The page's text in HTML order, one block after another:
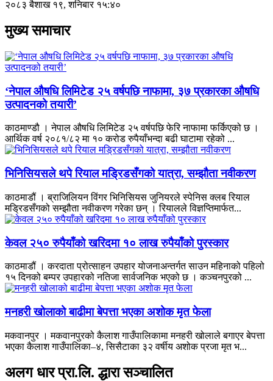
२०८३ बैशाख १९, शनिबार १५:४०
मुख्य समाचार
‘नेपाल औषधि लिमिटेड २५ वर्षपछि नाफामा, ३७ प्रकारका औषधि
उत्पादनको तयारी’
काठमाण्डौ । नेपाल औषधि लिमिटेड २५ वर्षपछि फेरि नाफामा फर्किएको छ ।
आर्थिक वर्ष २०८१/८२ मा १० करोड रुपैयाँभन्दा बढी घाटामा रहेको ...
भिनिसियसले थपे रियाल मड्रिडसँगको यात्रा, सम्झौता नवीकरण
काठमाडौं । ब्राजिलियन विंगर भिनिसियस जुनियरले स्पेनिस क्लब रियाल
मड्रिडसँगको सम्झौता नवीकरण गरेका छन् । रियालले विज्ञप्तिमार्फत...
केवल २५० रुपैयाँको खरिदमा १० लाख रुपैयाँको पुरस्कार
काठमाडौं । करदाता प्रोत्साहन उपहार योजनाअन्तर्गत साउन महिनाको पहिलो
१५ दिनको बम्पर उपहारको नतिजा सार्वजनिक भएको छ । कञ्चनपुरको ...
मनहरी खोलाको बाढीमा बेपत्ता भएका अशोक मृत फेला
मकवानपुर । मकवानपुरको कैलाश गाउँपालिकामा मनहरी खोलाले बगाएर बेपत्ता
भएका कैलाश गाउँपालिका–४, सिसैटाका ३२ वर्षीय अशोक प्रजा मृत भ...
अलग धार प्रा.लि. द्धारा सञ्चालित